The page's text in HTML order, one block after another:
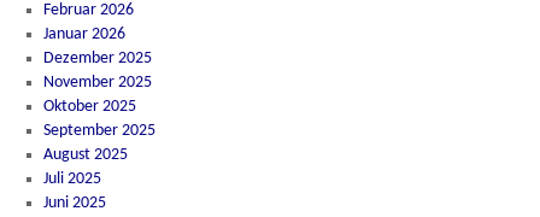
Februar 2026
Januar 2026
Dezember 2025
November 2025
Oktober 2025
September 2025
August 2025
Juli 2025
Juni 2025